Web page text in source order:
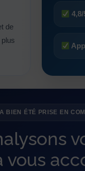
de
BIEN ÉTÉ PRISE EN
vous